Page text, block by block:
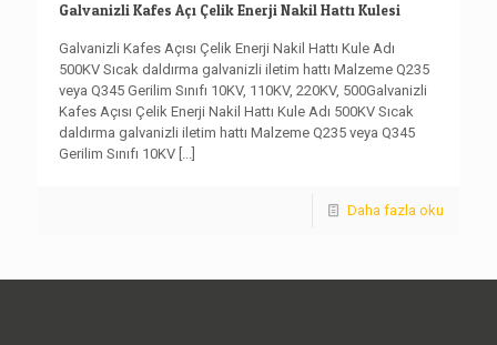
Galvanizli Kafes Açı Çelik Enerji Nakil Hattı Kulesi
Galvanizli Kafes Açısı Çelik Enerji Nakil Hattı Kule Adı
500KV Sıcak daldırma galvanizli iletim hattı Malzeme Q235
veya Q345 Gerilim Sınıfı 10KV, 110KV, 220KV, 500Galvanizli
Kafes Açısı Çelik Enerji Nakil Hattı Kule Adı 500KV Sıcak
daldırma galvanizli iletim hattı Malzeme Q235 veya Q345
Gerilim Sınıfı 10KV [...]
Daha fazla oku